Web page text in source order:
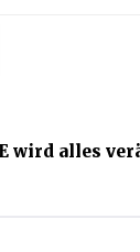
wird alles